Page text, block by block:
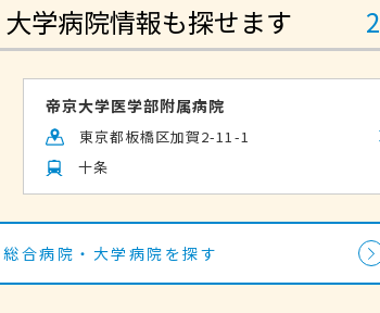
学病院情報も探せます 2
帝京大学医学部附属病院
東京都板橋区加賀2-11-1
十条
合病院・大学病院を探す